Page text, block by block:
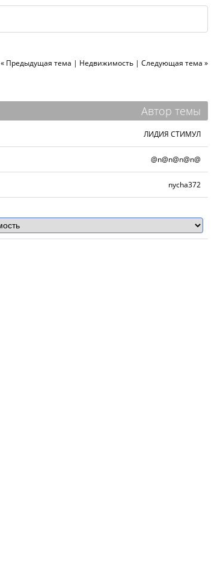
« Предыдущая тема | Недвижимость | Следующая тема »
Автор темы
ЛИДИЯ СТИМУЛ
@n@n@n@n@
nycha372